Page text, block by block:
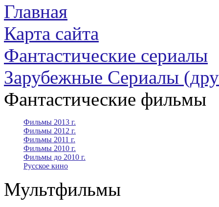
Главная
Карта сайта
Фантастические сериалы
Зарубежные Сериалы
Фантастические фильмы
Фильмы 2013 г.
Фильмы 2012 г.
Фильмы 2011 г.
Фильмы 2010 г.
Фильмы до 2010 г.
Русское кино
Мультфильмы